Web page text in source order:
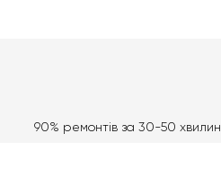
90% ремонтів за 30-50 хвилин